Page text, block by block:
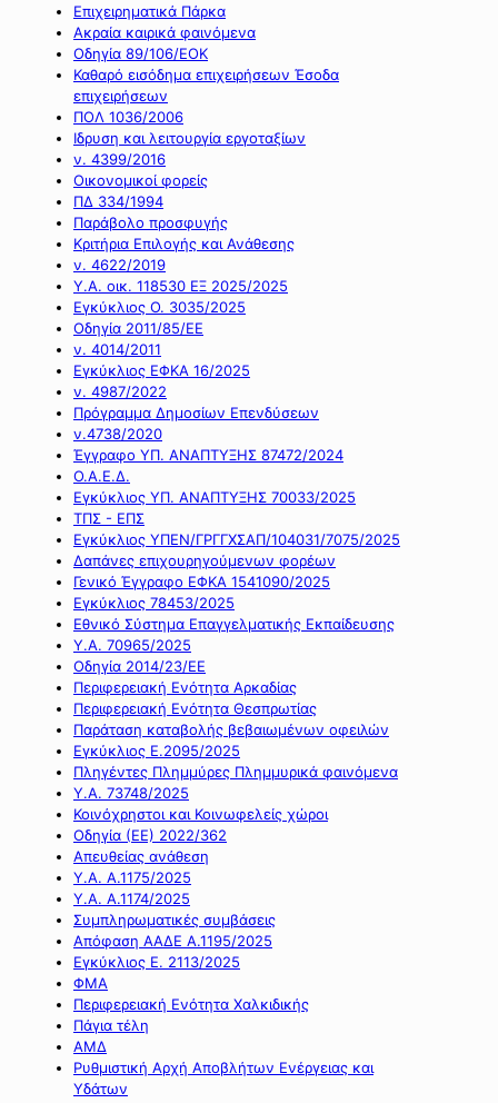
Επιχειρηματικά Πάρκα
Ακραία καιρικά φαινόμενα
Οδηγία 89/106/ΕΟΚ
Καθαρό εισόδημα επιχειρήσεων Έσοδα
επιχειρήσεων
ΠΟΛ 1036/2006
Ιδρυση και λειτουργία εργοταξίων
ν. 4399/2016
Οικονομικοί φορείς
ΠΔ 334/1994
Παράβολο προσφυγής
Κριτήρια Επιλογής και Ανάθεσης
ν. 4622/2019
Υ.Α. οικ. 118530 ΕΞ 2025/2025
Εγκύκλιος Ο. 3035/2025
Οδηγία 2011/85/ΕΕ
ν. 4014/2011
Εγκύκλιος ΕΦΚΑ 16/2025
ν. 4987/2022
Πρόγραμμα Δημοσίων Επενδύσεων
ν.4738/2020
Έγγραφο ΥΠ. ΑΝΑΠΤΥΞΗΣ 87472/2024
Ο.Α.Ε.Δ.
Εγκύκλιος ΥΠ. ΑΝΑΠΤΥΞΗΣ 70033/2025
ΤΠΣ - ΕΠΣ
Εγκύκλιος ΥΠΕΝ/ΓΡΓΓΧΣΑΠ/104031/7075/2025
Δαπάνες επιχουρηγούμενων φορέων
Γενικό Έγγραφο ΕΦΚΑ 1541090/2025
Εγκύκλιος 78453/2025
Εθνικό Σύστημα Επαγγελματικής Εκπαίδευσης
Υ.Α. 70965/2025
Οδηγία 2014/23/ΕΕ
Περιφερειακή Ενότητα Αρκαδίας
Περιφερειακή Ενότητα Θεσπρωτίας
Παράταση καταβολής βεβαιωμένων οφειλών
Εγκύκλιος Ε.2095/2025
Πληγέντες Πλημμύρες Πλημμυρικά φαινόμενα
Υ.Α. 73748/2025
Κοινόχρηστοι και Κοινωφελείς χώροι
Οδηγία (ΕΕ) 2022/362
Απευθείας ανάθεση
Υ.Α. Α.1175/2025
Υ.Α. Α.1174/2025
Συμπληρωματικές συμβάσεις
Απόφαση ΑΑΔΕ Α.1195/2025
Εγκύκλιος Ε. 2113/2025
ΦΜΑ
Περιφερειακή Ενότητα Χαλκιδικής
Πάγια τέλη
ΑΜΔ
Ρυθμιστική Αρχή Αποβλήτων Ενέργειας και
Υδάτων